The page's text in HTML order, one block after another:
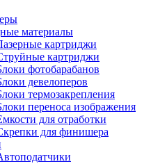
материалы
картриджи
картриджи
фотобарабанов
девелоперов
термозакрепления
переноса изображения
для отработки
для финишера